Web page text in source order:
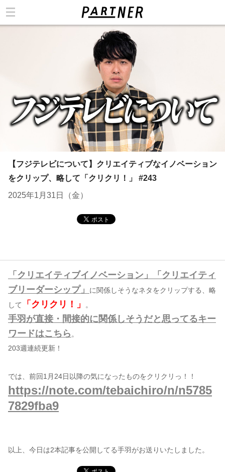
【フジテレビについて】クリエイティブなイノベーション
をクリップ、略して「クリクリ！」 #243
2025年1月31日（金）
「クリエイティブイノベーション」「クリエイティ
ブリーダーシップ」
に関係しそうなネタをクリップする、略
して
「クリクリ！」 。
手羽が直接・間接的に関係しそうだと思ってるキー
ワードはこちら 。
203週連続更新！
では、前回1月24日以降の気になったものをクリクリっ！！
https://note.com/tebaichiro/n/n5785
7829fba9
以上、今日は2本記事を公開してる手羽がお送りいたしました。
運営会社
お問い合わせ